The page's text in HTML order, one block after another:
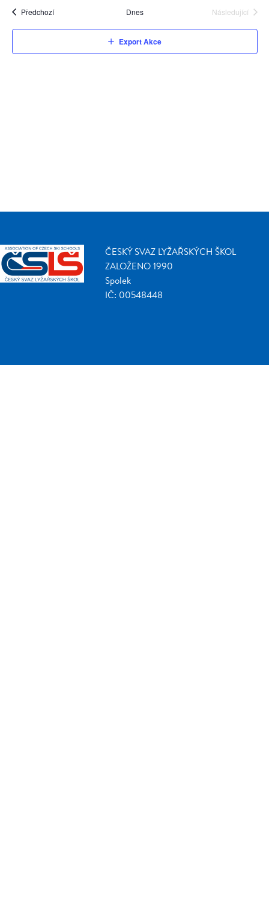
HLEDÁNÍ
A
PředchozíAkce Dnes
Následující
Export Akce
ČESKÝ SVAZ LYŽAŘSKÝCH ŠKOL
ZALOŽENO 1990
Spolek
IČ: 00548448